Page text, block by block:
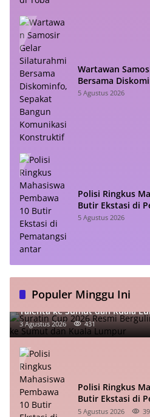
Wartawan
Bersama
Komunikasi
5 Agustus 2026
Polisi Ringkus
Butir Ekstasi di
5 Agustus 2026
Populer Minggu Ini
Suratin Cup 2026 Resmi
Talenta ke Sumut dan Kuala
3 Agustus 2026 431
Polisi Ringkus
Butir Ekstasi di
5 Agustus 2026